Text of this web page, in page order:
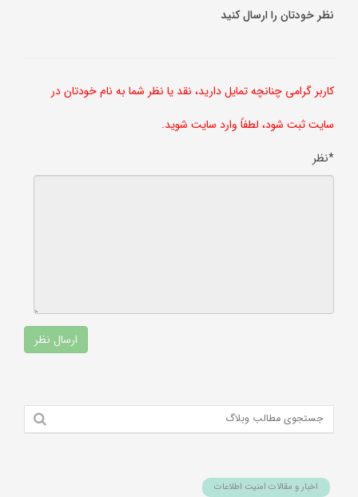
نظر خودتان را ارسال کنید
کاربر گرامی چنانچه تمایل دارید، نقد یا نظر شما به نام خودتان در
سایت ثبت شود، لطفاً وارد سایت شوید.
*نظر
اخبار و مقالات امنیت اطلاعات